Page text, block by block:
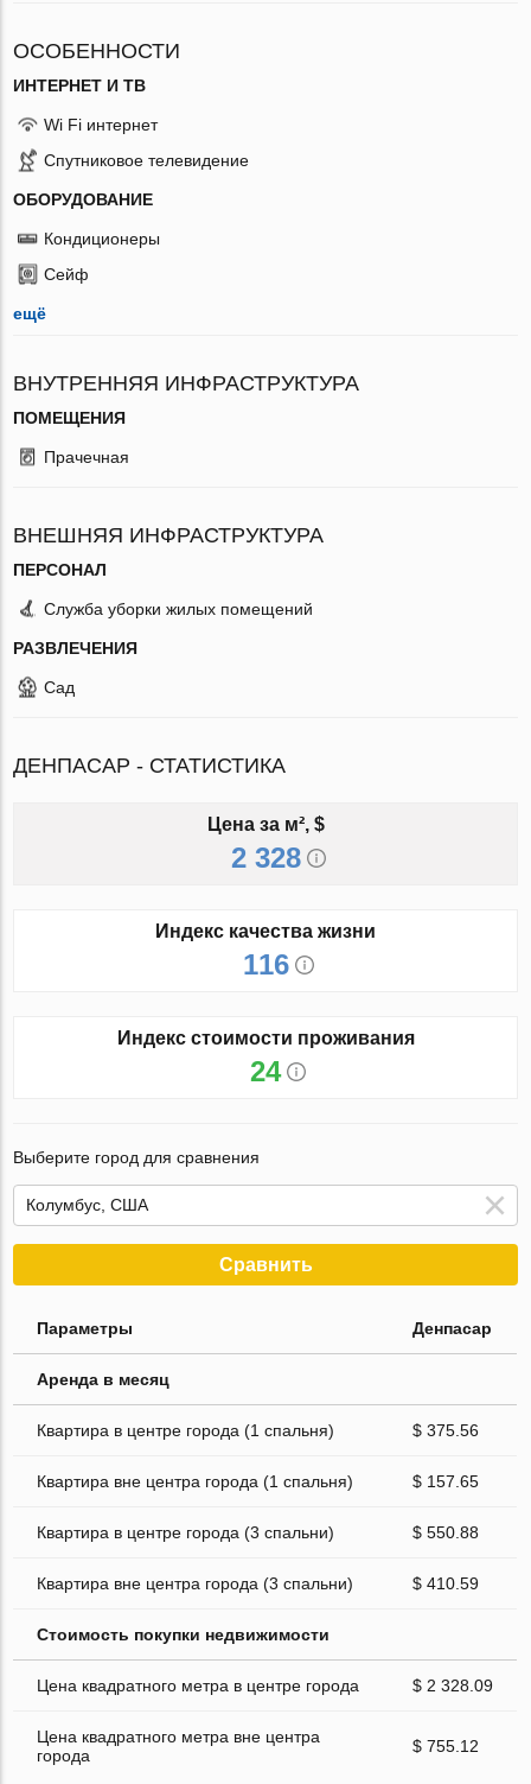
ОСОБЕННОСТИ
ИНТЕРНЕТ И ТВ
Wi Fi интернет
Спутниковое телевидение
ОБОРУДОВАНИЕ
Кондиционеры
Сейф
ещё
ВНУТРЕННЯЯ ИНФРАСТРУКТУРА
ПОМЕЩЕНИЯ
Прачечная
ВНЕШНЯЯ ИНФРАСТРУКТУРА
ПЕРСОНАЛ
Служба уборки жилых помещений
РАЗВЛЕЧЕНИЯ
Сад
ДЕНПАСАР - СТАТИСТИКА
Цена за м², $
2 328
Индекс качества жизни
116
Индекс стоимости проживания
24
Выберите город для сравнения
Сравнить
Параметры Денпасар
Аренда в месяц
Квартира в центре города (1 спальня) $ 375.56
Квартира вне центра города (1 спальня) $ 157.65
Квартира в центре города (3 спальни) $ 550.88
Квартира вне центра города (3 спальни) $ 410.59
Стоимость покупки недвижимости
Цена квадратного метра в центре города $ 2 328.09
Цена квадратного метра вне центра
города
$ 755.12